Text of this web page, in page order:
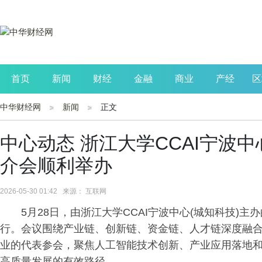
首页 新闻 财经 金融 商业 产经
公司 生活 读书
中华财经网 新闻 正文
中心动态 浙江大学CCAI宁波
介会顺利举办
2026-05-30 01:42 来源： 互联网
5月28日，由浙江大学CCAI宁波中心(城知科技)主
行。会议围绕产业链、创新链、资金链、人才链深度融
业的代表参会，聚焦人工智能技术创新、产业应用落地